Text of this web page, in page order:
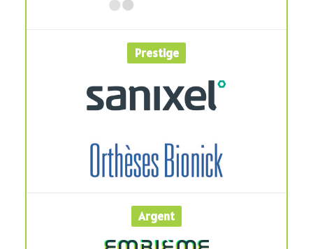
Prestige
Argent